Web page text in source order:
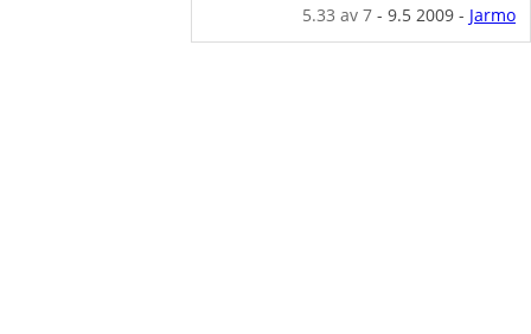
5.33 av 7- 9.5 2009- Jarmo